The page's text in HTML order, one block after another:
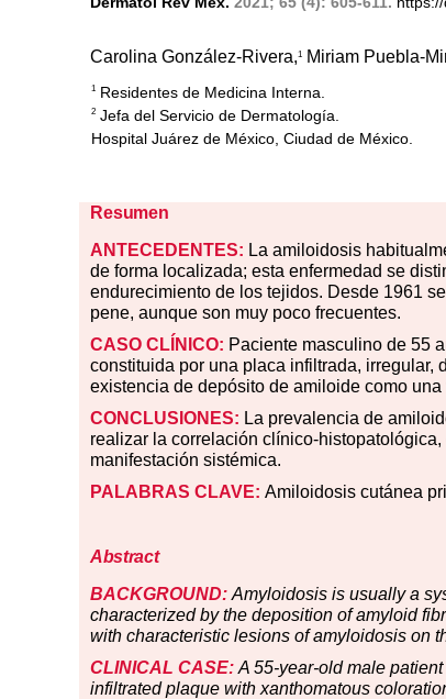
Carolina González-Rivera,1 Miriam Puebla-
1 Residentes de Medicina Interna.
2 Jefa del Servicio de Dermatología.
Hospital Juárez de México, Ciudad de México.
Resumen
ANTECEDENTES: La amiloidosis
de forma localizada; esta enfermedad se
endurecimiento de los tejidos. Desde 1961
pene, aunque son muy poco frecuentes.
CASO CLÍNICO: Paciente masculino de 55
constituida por una placa infiltrada, irregular,
existencia de depósito de amiloide como
CONCLUSIONES: La prevalencia de
realizar la correlación clínico-
manifestación sistémica.
PALABRAS CLAVE: Amiloidosis cutánea
Abstract
BACKGROUND: Amyloidosis is usually a
characterized by the deposition of amyloid
with characteristic lesions of amyloidosis on
CLINICAL CASE: A 55-year-old male
infiltrated plaque with xanthomatous